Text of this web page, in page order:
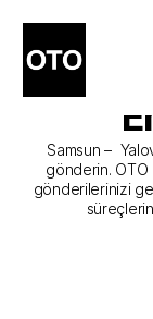
Samsun –
gönderin. OTO
gönderilerinizi